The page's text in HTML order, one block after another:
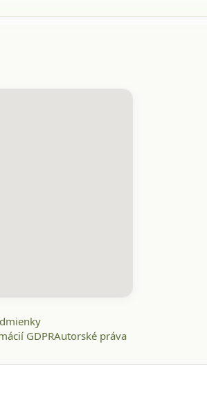
GDPRAutorské práva